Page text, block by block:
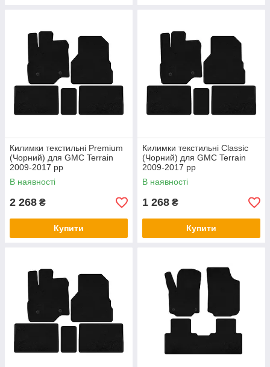
Килимки текстильні Premium
(Чорний) для GMC Terrain
2009-2017 рр
В наявності
2 268 ₴
Купити
Килимки текстильні Classic
(Чорний) для GMC Terrain
2009-2017 рр
В наявності
1 268 ₴
Купити